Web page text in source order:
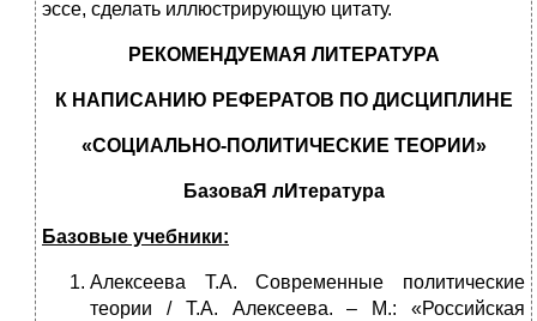
эссе, сделать иллюстрирующую цитату.
РЕКОМЕНДУЕМАЯ ЛИТЕРАТУРА
К НАПИСАНИЮ РЕФЕРАТОВ ПО ДИСЦИПЛИНЕ
«СОЦИАЛЬНО-ПОЛИТИЧЕСКИЕ ТЕОРИИ»
БазоваЯ лИтература
Базовые учебники:
Алексеева Т.А. Современные политические
теории / Т.А. Алексеева. – М.: «Российская